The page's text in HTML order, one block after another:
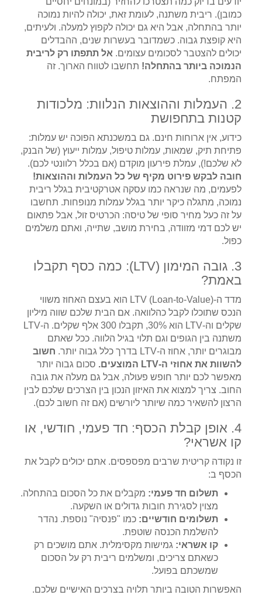
כמובן). ריבית משתנה, לעומת זאת, יכולה להיות נמוכה
יותר בהתחלה, אבל היא גם יכולה לקפוץ למעלה. ולעיתים,
היא קופצת גבוה. כשמדובר בעשרות שנים, ההבדלים
יכולים להצטבר לסכומים עצומים. אל תתפתו רק לריבית
הנמוכה ביותר בהתחלה! תחשבו לטווח הארוך. זה
המפתח.
2. העמלות וההוצאות הנלוות: מלכודות
קטנות בתחפושת
כידוע, אין ארוחות חינם. גם במשכנתא הפוכה יש עמלות:
פתיחת תיק, שמאות, עמלות טיפול, עמלות ייעוץ (של הבנק,
לא שלכם!), עמלת פירעון מוקדם (אם בכלל רלוונטי לכם).
חובה לבקש פירוט מקיף של כל העמלות וההוצאות!
לפעמים, מה שנראה כמו עסקה אטרקטיבית בגלל ריבית
נמוכה, מתגלה כיקר יותר בגלל עמלות מנופחות. תחשבו
על זה כעל מחיר סופי של טיסה: הכרטיס זול, אבל פתאום
יש לכם דמי מזוודה, בחירת מושב, שתייה, ואתם משלמים
כפול.
3. גובה המימון (LTV): כמה כסף תקבלו
באמת?
מדד ה-LTV (Loan-to-Value) הוא בעצם האחוז משווי
הנכס שתוכלו לקבל כהלוואה. אם הבית שלכם שווה מיליון
שקלים וה-LTV הוא 30%, תקבלו 300 אלף שקלים. ה-LTV
משתנה בין הגופים וגם תלוי בגיל הלווה. ככל שאתם
מבוגרים יותר, אחוז ה-LTV בדרך כלל גבוה יותר.
חשוב
להשוות את אחוזי ה-LTV המוצעים.
סכום גבוה יותר
מאפשר לכם יותר חופש פעולה, אבל גם מעלה את גובה
החוב. צריך למצוא את האיזון הנכון בין הצרכים שלכם לבין
הרצון להשאיר כמה שיותר ליורשים (אם זה חשוב לכם).
4. אופן קבלת הכסף: חד פעמי, חודשי, או
קו אשראי?
זו נקודה קריטית שרבים מפספסים. אתם יכולים לקבל את
הכסף ב:
תשלום חד פעמי: מקבלים את כל הסכום בהתחלה.
מצוין לסגירת חובות גדולים או השקעה.
תשלומים חודשיים: כמו "פנסיה" נוספת. נהדר
להשלמת הכנסה שוטפת.
קו אשראי: גמישות מקסימלית. אתם מושכים רק
כשאתם צריכים, ומשלמים ריבית רק על הסכום
שמשכתם בפועל.
האפשרות הטובה ביותר תלויה בצרכים האישיים שלכם.